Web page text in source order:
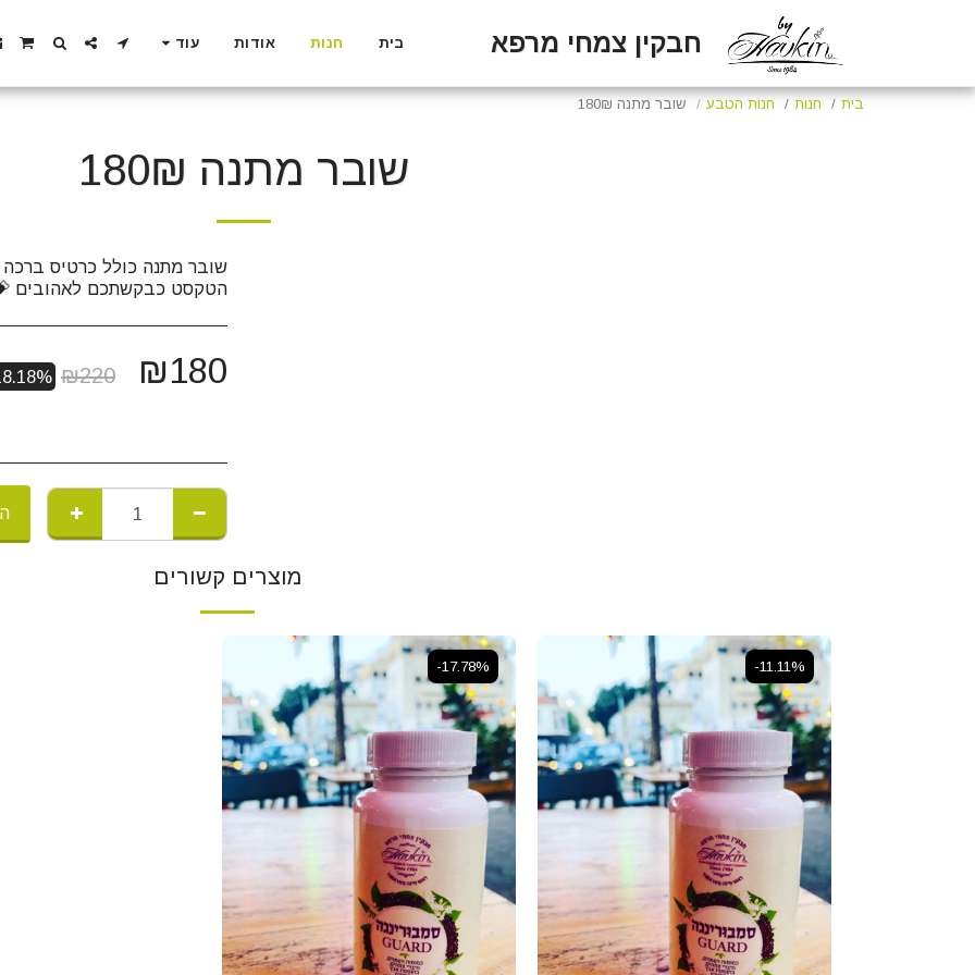
חבקין צמחי מרפא בית חנות אודות עוד
בית חנות חנות הטבע שובר מתנה 180₪
שובר מתנה 180₪
הטקסט כבקשתכם לאהובים
₪180
₪220
מוצרים קשורים
-11.11%
-17.78%